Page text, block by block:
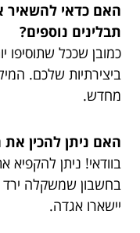
האם כדאי להשאיר
תבלינים נוספים?
כמובן שככל שתוסיפו
ביצירתיות שלכם.
מחדש.
האם ניתן להכין
בוודאי! ניתן
בחשבון שמשקלה
יישארו אגדה.